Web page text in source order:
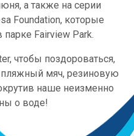
а также на серии
Foundation, которые
Fairview Park.
чтобы поздороваться,
мяч, резиновую
наше неизменно
о воде!